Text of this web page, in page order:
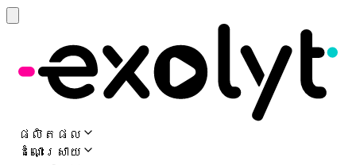
ផលិតផល
ដំណោះស្រាយ